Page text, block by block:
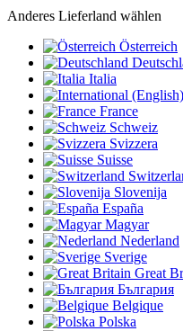
Anderes Lieferland wählen
Österreich
Italia
France
Schweiz
Svizzera
Suisse
Slovenija
España
Magyar
Nederland
Sverige
Great
България
Belgique
Polska